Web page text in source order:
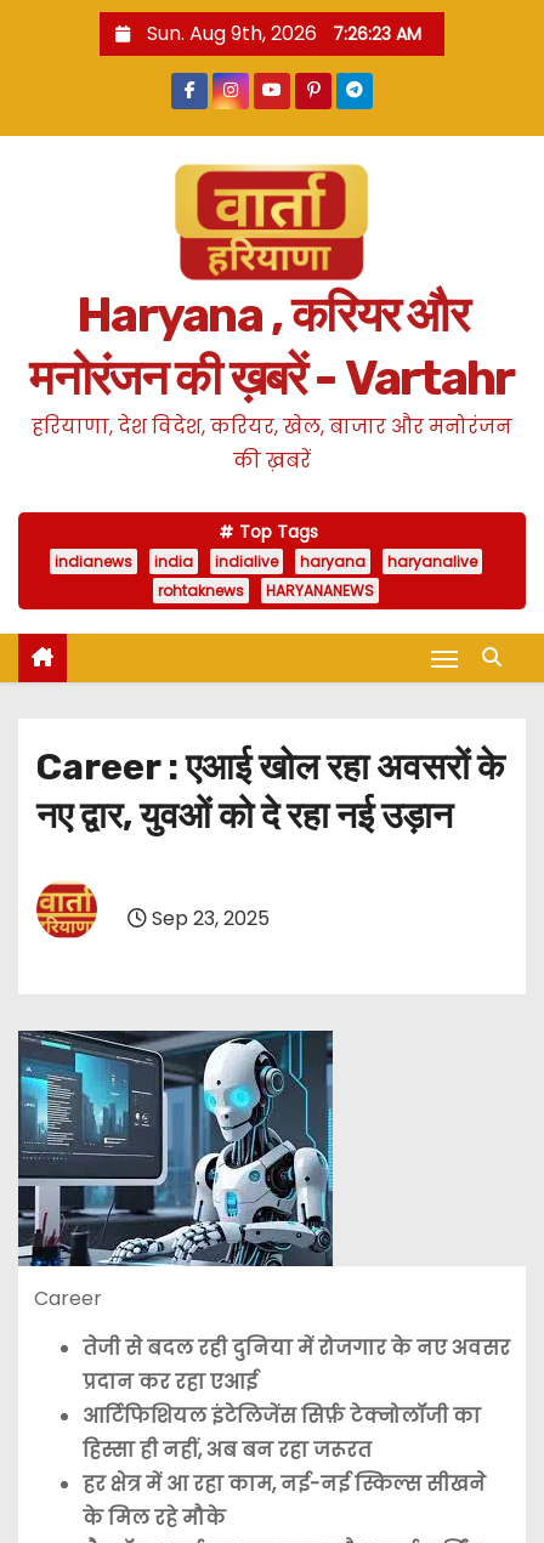
Sun. Aug 9th, 2026 7:26:24 AM
Haryana , करियर और
मनोरंजन की ख़बरें - Vartahr
हरियाणा, देश विदेश, करियर, खेल, बाजार और मनोरंजन
की ख़बरें
Top Tags
indianews india indialive haryana
haryanalive
rohtaknews
HARYANANEWS
Career : एआई खोल रहा अवसरों के
नए द्वार, युवओं को दे रहा नई उड़ान
Sep 23, 2025
Career
तेजी से बदल रही दुनिया में रोजगार के नए अवसर
प्रदान कर रहा एआई
आर्टिफिशियल इंटेलिजेंस सिर्फ़ टेक्नोलॉजी का
हिस्सा ही नहीं, अब बन रहा जरूरत
हर क्षेत्र में आ रहा काम, नई-नई स्किल्स सीखने
के मिल रहे मौके